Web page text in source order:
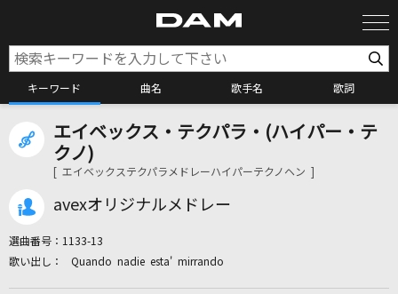
キーワード 曲名 歌手名 歌詞
カラオケ検索
カラオケ店舗検索
カラオケリクエスト
エイベックス・テクパラ・(ハイパー・テ
クノ)
[ エイベックステクパラメドレーハイパーテクノヘン ]
avexオリジナルメドレー
選曲番号： 1133-13
Quando nadie esta' mirrando